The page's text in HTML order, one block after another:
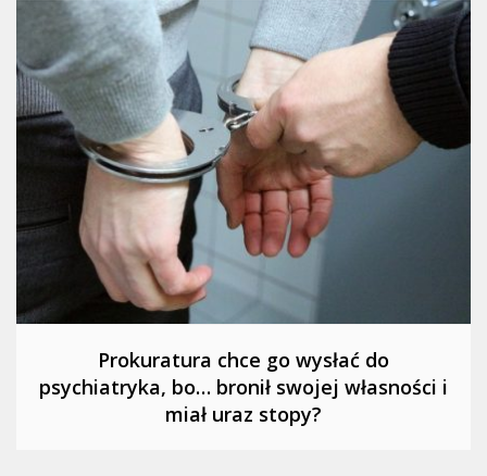
Prokuratura chce go wysłać do
psychiatryka, bo… bronił swojej własności i
miał uraz stopy?